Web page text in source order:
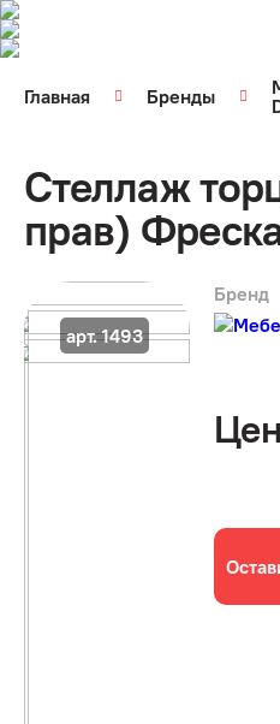
Главная Бренды
Стеллаж
прав)
арт. 1493
Бренд